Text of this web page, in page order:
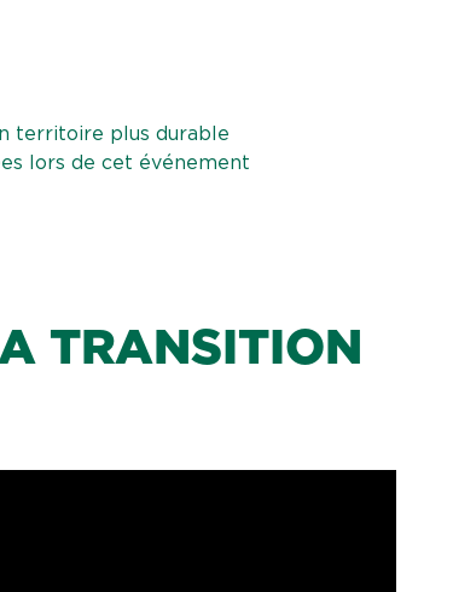
territoire plus durable
lors de cet événement
TRANSITION